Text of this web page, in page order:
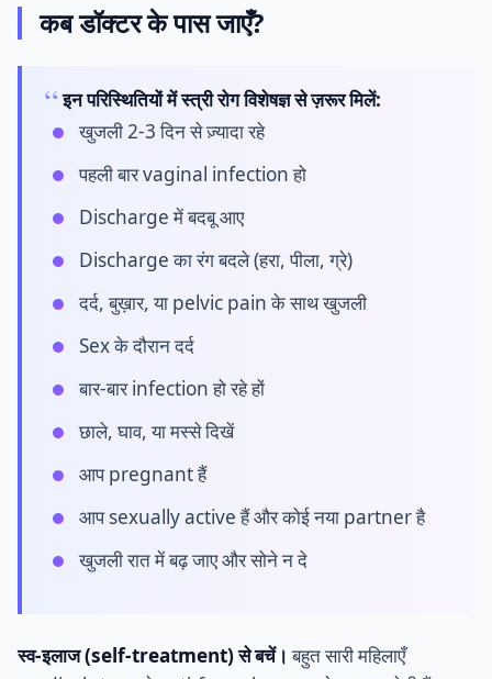
कब डॉक्टर के पास जाएँ?
इन परिस्थितियों में स्त्री रोग विशेषज्ञ से ज़रूर मिलें:
खुजली 2-3 दिन से ज़्यादा रहे
पहली बार vaginal infection हो
Discharge में बदबू आए
Discharge का रंग बदले (हरा, पीला, ग्रे)
दर्द, बुख़ार, या pelvic pain के साथ खुजली
Sex के दौरान दर्द
बार-बार infection हो रहे हों
छाले, घाव, या मस्से दिखें
आप pregnant हैं
आप sexually active हैं और कोई नया partner है
खुजली रात में बढ़ जाए और सोने न दे
स्व-इलाज (self-treatment) से बचें। बहुत सारी महिलाएँ